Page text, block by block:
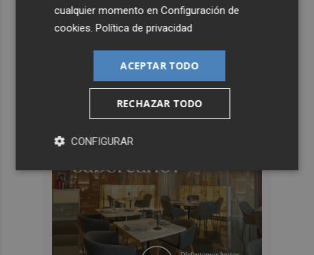
cualquier momento enConfiguración de
cookies .Política de privacidad
ACEPTAR TODO
RECHAZAR TODO
CONFIGURAR